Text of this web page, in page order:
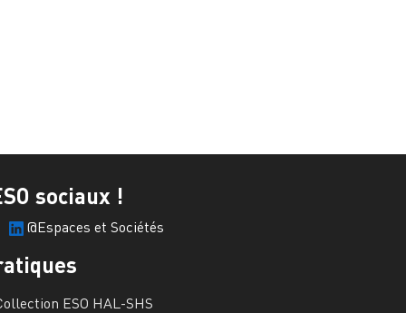
sociaux !
@Espaces et Sociétés
ESO HAL-SHS